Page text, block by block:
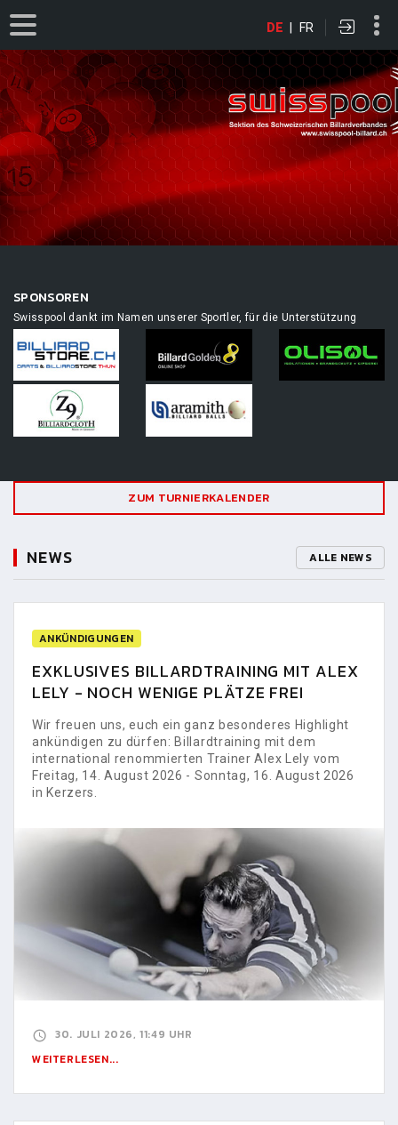
DE | FR
SPONSOREN
Swisspool dankt im Namen unserer Sportler, für die Unterstützung
ZUM TURNIERKALENDER
NEWS ALLE NEWS
ANKÜNDIGUNGEN
EXKLUSIVES BILLARDTRAINING MIT ALEX
LELY - NOCH WENIGE PLÄTZE FREI
Wir freuen uns, euch ein ganz besonderes Highlight
ankündigen zu dürfen: Billardtraining mit dem
international renommierten Trainer Alex Lely vom
Freitag, 14. August 2026 - Sonntag, 16. August 2026
in Kerzers.
30. JULI 2026, 11:49 UHR
WEITERLESEN...